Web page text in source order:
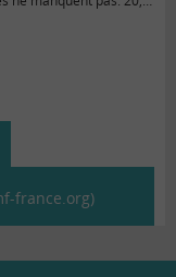
france.org)